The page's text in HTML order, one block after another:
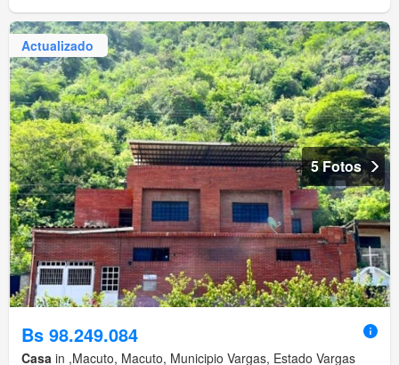
Actualizado
5 Fotos
Bs 98.249.084
Casa in ,Macuto, Macuto, Municipio Vargas, Estado Vargas